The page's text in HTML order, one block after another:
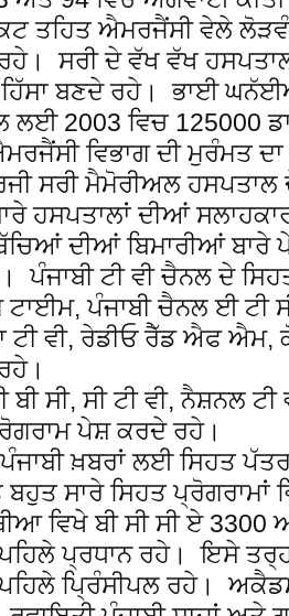
ਤਹਿਤ ਐਮਰਜੈਂਸੀ ਵੇਲੇ
ਰਹੇ। ਸਰੀ ਦੇ ਵੱਖ ਵੱਖ
ਹਿੱਸਾ ਬਣਦੇ ਰਹੇ। ਭਾਈ
ਲਈ 2003 ਵਿਚ 125000
ਵਿਭਾਗ ਦੀ ਮੁਰੰਮਤ
ਸਰੀ ਮੈਮੋਰੀਅਲ
ਹਸਪਤਾਲਾਂ ਦੀਆਂ
ਦੀਆਂ ਬਿਮਾਰੀਆਂ ਬਾਰੇ
ਪੰਜਾਬੀ ਟੀ ਵੀ ਚੈਨਲ ਦੇ
ਪੰਜਾਬੀ ਚੈਨਲ ਈ ਟੀ
ਟੀ ਵੀ, ਰੇਡੀਓ ਰੈੱਡ ਐਫ
ਬੀ ਸੀ, ਸੀ ਟੀ ਵੀ, ਨੈਸ਼ਨਲ
ਪੇਸ਼ ਕਰਦੇ ਰਹੇ।
ਖ਼ਬਰਾਂ ਲਈ ਸਿਹਤ
ਸਾਰੇ ਸਿਹਤ ਪ੍ਰੋਗਰਾਮਾਂ
ਵਿਖੇ ਬੀ ਸੀ ਸੀ ਏ
ਪ੍ਰਧਾਨ ਰਹੇ। ਇਸੇ
ਪ੍ਰਿੰਸੀਪਲ ਰਹੇ।